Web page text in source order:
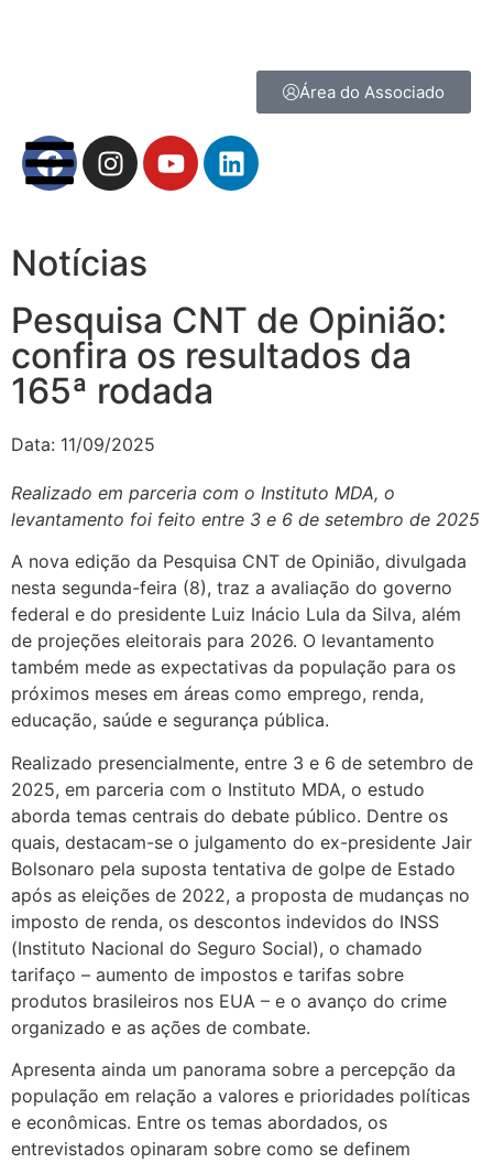
Área do Associado
Notícias
Pesquisa CNT de Opinião:
confira os resultados da
165ª rodada
Data: 11/09/2025
Realizado em parceria com o Instituto MDA, o
levantamento foi feito entre 3 e 6 de setembro de 2025
A nova edição da Pesquisa CNT de Opinião, divulgada
nesta segunda-feira (8), traz a avaliação do governo
federal e do presidente Luiz Inácio Lula da Silva, além
de projeções eleitorais para 2026. O levantamento
também mede as expectativas da população para os
próximos meses em áreas como emprego, renda,
educação, saúde e segurança pública.
Realizado presencialmente, entre 3 e 6 de setembro de
2025, em parceria com o Instituto MDA, o estudo
aborda temas centrais do debate público. Dentre os
quais, destacam-se o julgamento do ex-presidente Jair
Bolsonaro pela suposta tentativa de golpe de Estado
após as eleições de 2022, a proposta de mudanças no
imposto de renda, os descontos indevidos do INSS
(Instituto Nacional do Seguro Social), o chamado
tarifaço – aumento de impostos e tarifas sobre
produtos brasileiros nos EUA – e o avanço do crime
organizado e as ações de combate.
Apresenta ainda um panorama sobre a percepção da
população em relação a valores e prioridades políticas
e econômicas. Entre os temas abordados, os
entrevistados opinaram sobre como se definem